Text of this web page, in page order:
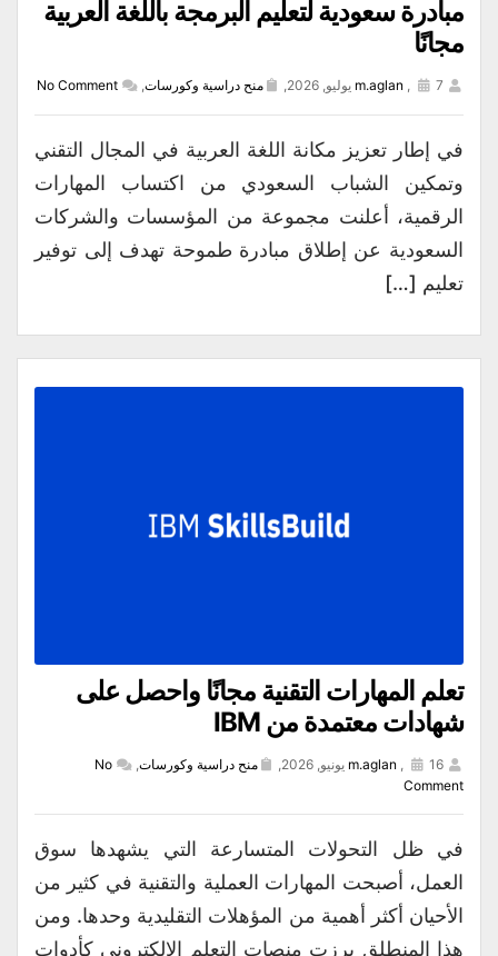
مبادرة سعودية لتعليم البرمجة باللغة العربية
مجانًا
m.aglan , 7 يوليو, 2026, منح دراسية وكورسات,
No Comment
في إطار تعزيز مكانة اللغة العربية في المجال التقني
وتمكين الشباب السعودي من اكتساب المهارات
الرقمية، أعلنت مجموعة من المؤسسات والشركات
السعودية عن إطلاق مبادرة طموحة تهدف إلى توفير
تعليم […]
تعلم المهارات التقنية مجانًا واحصل على
شهادات معتمدة من IBM
m.aglan , 16 يونيو, 2026, منح دراسية وكورسات,
No
Comment
في ظل التحولات المتسارعة التي يشهدها سوق
العمل، أصبحت المهارات العملية والتقنية في كثير من
الأحيان أكثر أهمية من المؤهلات التقليدية وحدها. ومن
هذا المنطلق برزت منصات التعلم الإلكتروني كأدوات